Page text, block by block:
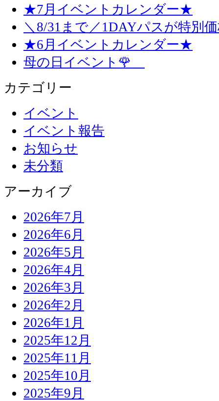
★7月イベントカレンダー★
＼8/31まで／1DAYパスが特別
★6月イベントカレンダー★
母の日イベント🌹
カテゴリー
イベント
イベント報告
お知らせ
未分類
アーカイブ
2026年7月
2026年6月
2026年5月
2026年4月
2026年3月
2026年2月
2026年1月
2025年12月
2025年11月
2025年10月
2025年9月